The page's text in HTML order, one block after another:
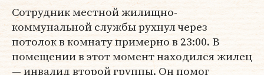
Сотрудник местной жилищно-
коммунальной службы рухнул через
потолок в комнату примерно в 23:00. В
помещении в этот момент находился жилец
— инвалид второй группы. Он помог